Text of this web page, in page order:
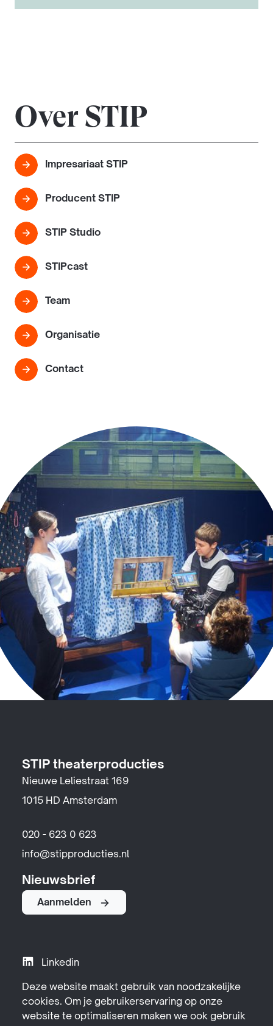
Over STIP
Impresariaat STIP
Producent STIP
STIP Studio
STIPcast
Team
Organisatie
Contact
STIP theaterproducties
Nieuwe Leliestraat 169
1015 HD Amsterdam
020 - 623 0 623
info@stipproducties.nl
Nieuwsbrief
Aanmelden
Linkedin
Instagram
YouTube
Deze website maakt gebruik van noodzakelijke
cookies. Om je gebruikerservaring op onze
website te optimaliseren maken we ook gebruik